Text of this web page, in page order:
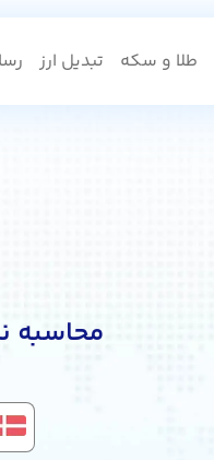
طلا و سکه تبدیل ارز
محاسبه